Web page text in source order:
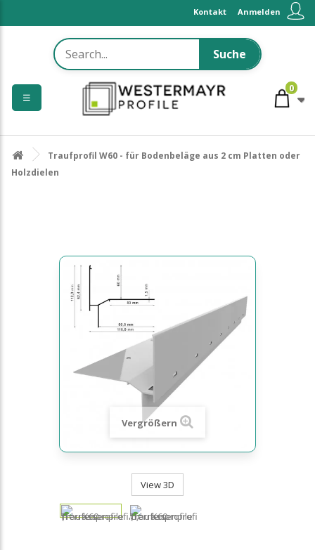
Anmelden
Kontakt
Suche
0
Traufprofil W60 - für Bodenbeläge aus 2 cm Platten oder
Holzdielen
Vergrößern
View 3D
☰